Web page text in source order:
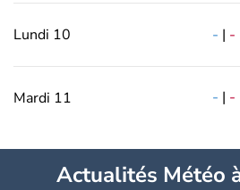
Lundi 10 - | -
Mardi 11 - | -
Actualités Météo